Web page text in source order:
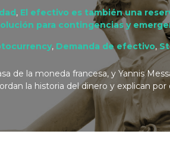
, El efectivo es también una
para contingencias y
, Demanda de efectivo,
de la moneda francesa, y Yannis
la historia del dinero y explican